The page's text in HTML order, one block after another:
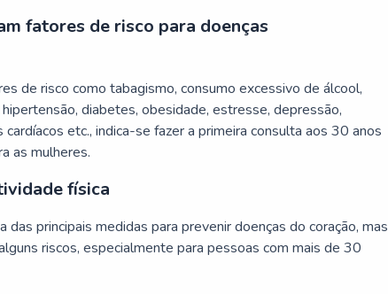
fatores de risco para doenças
de risco como tabagismo, consumo excessivo de álcool,
diabetes, obesidade, estresse, depressão,
etc., indica-se fazer a primeira consulta aos 30 anos
as mulheres.
física
das principais medidas para prevenir doenças do coração, mas
riscos, especialmente para pessoas com mais de 30